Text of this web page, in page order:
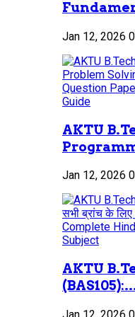
Jan 12, 2026 0
AKTU
Jan 12, 2026 0
AKTU